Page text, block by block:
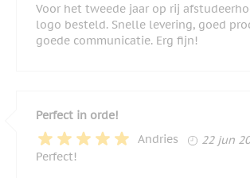
Voor het tweede jaar op rij
logo besteld. Snelle levering, goed
goede communicatie. Erg fijn!
Perfect in orde!
Andries
22 juni
22 jun
Perfect!